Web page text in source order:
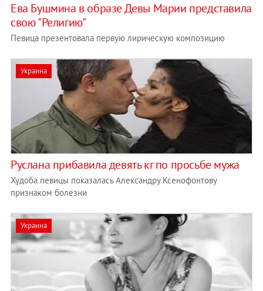
Ева Бушмина в образе Девы Марии представила
свою "Религию"
Певица презентовала первую лирическую композицию
Украина
Руслана прибавила девять кг по просьбе мужа
Худоба певицы показалась Александру Ксенофонтову
признаком болезни
Украина